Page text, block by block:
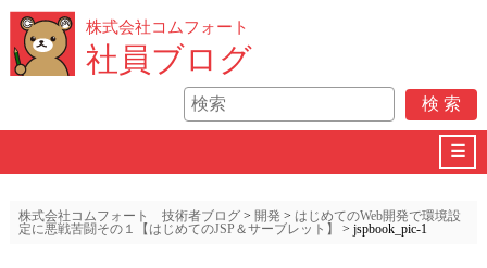
株式会社コムフォート
社員ブログ
☰
株式会社コムフォート 技術者ブログ> 開発 > はじめてのWeb開発で環境設
定に悪戦苦闘その１【はじめてのJSP＆サーブレット】
> jspbook_pic-1